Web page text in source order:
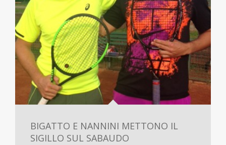
BIGATTO E NANNINI METTONO IL
SIGILLO SUL SABAUDO